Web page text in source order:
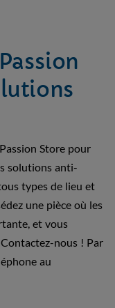
Store pour
solutions anti-
types de lieu et
une pièce où les
et vous
nous ! Par
au